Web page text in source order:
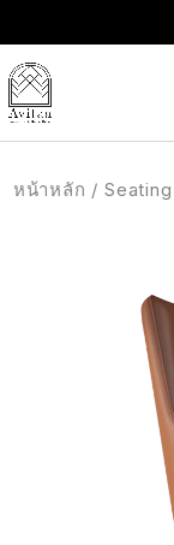
หน้าหลัก / Seating